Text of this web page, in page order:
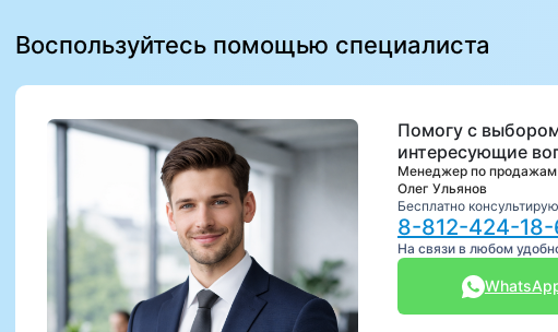
Воспользуйтесь помощью специалиста
Помогу с
интересующие
Менеджер по продажам
Олег Ульянов
Бесплатно
8-812-424-
На связи в любом